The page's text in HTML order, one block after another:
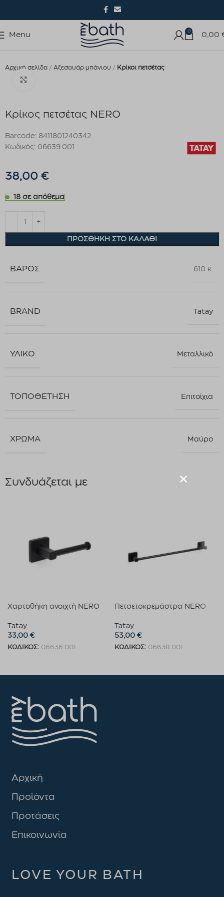
Menu 0 0,00
Αρχική σελίδα Αξεσουάρ μπάνιου Κρίκοι πετσέτας
Κρίκος πετσέτας NERO
Barcode: 8411801240342
Κωδικός: 06639.001
38,00 €
18 σε απόθεμα
ΠΡΟΣΘΉΚΗ ΣΤΟ ΚΑΛΆΘΙ
ΒΆΡΟΣ 610 κ.
BRAND Tatay
ΥΛΙΚΌ Μεταλλικό
ΤΟΠΟΘΈΤΗΣΗ Επιτοίχια
ΧΡΏΜΑ Μαύρο
Συνδυάζεται με
Χαρτοθήκη ανοιχτή NERO
Tatay
33,00 €
ΚΩΔΙΚΟΣ: 06636.001
Πετσετοκρεμάστρα NERO
Tatay
53,00 €
ΚΩΔΙΚΟΣ: 06638.001
Αρχική
Προϊόντα
Προτάσεις
Επικοινωνία
LOVE YOUR BATH